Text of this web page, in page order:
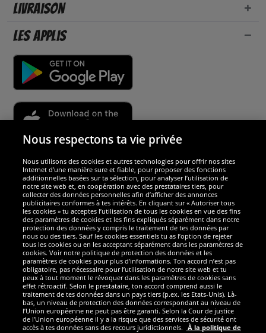
Livraison
Les applis
Sécurité
Nous sommes excellents
Réseaux sociaux
Nous respectons ta vie privée
Nous utilisons des cookies et autres technologies pour offrir nos sites
Internet d’une manière sure et fiable, pour proposer des fonctions
additionnelles basées sur ta sélection, pour analyser l’utilisation de
notre site web et, en coopération avec des prestataires tiers, pour
collecter des données personnelles afin d’afficher des annonces
publicitaires conformes à tes intérêts. En cliquant sur « Autoriser tous
les cookies » tu acceptes l’utilisation de tous les cookies en vue des fins
des paramètres de cookies et les fins expliqués séparément dans notre
protection des données y compris le traitement de tes données par
nous ou des tiers. Sauf les cookies essentiels tu as l’option de rejeter
tous les cookies ou en les acceptant séparément dans les paramètres de
cookies. Voir notre politique de protection des données et les
paramètres de cookies pour plus d’informations. Ton accord n’est pas
obligatoire, pas nécessaire pour l’utilisation de notre site web et tu
peux à tout moment le révoquer dans les paramètres de cookies sans
effet rétroactif. Selon le prestataire, ton accord comprend aussi le
traitement de tes données dans un pays tiers (p.ex. les Etats-Unis). Là-
bas, un niveau de protection des données correspondant au niveau de
l’Union européenne ne peut pas être garanti. Selon la Cour de justice
de l’Union européenne il y a la risque que des services de sécurité ont
accès à tes données sans des recours juridictionnels. À la politique de